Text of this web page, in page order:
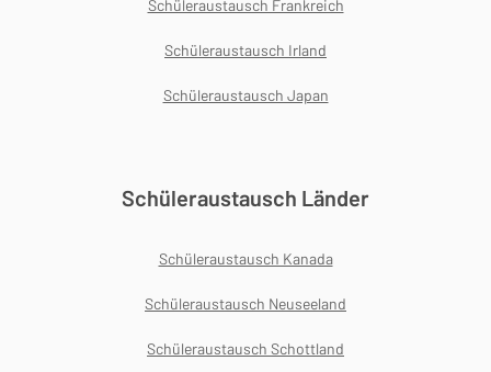
Schüleraustausch Frankreich
Schüleraustausch Irland
Schüleraustausch Japan
Schüleraustausch Länder
Schüleraustausch Kanada
Schüleraustausch Neuseeland
Schüleraustausch Schottland